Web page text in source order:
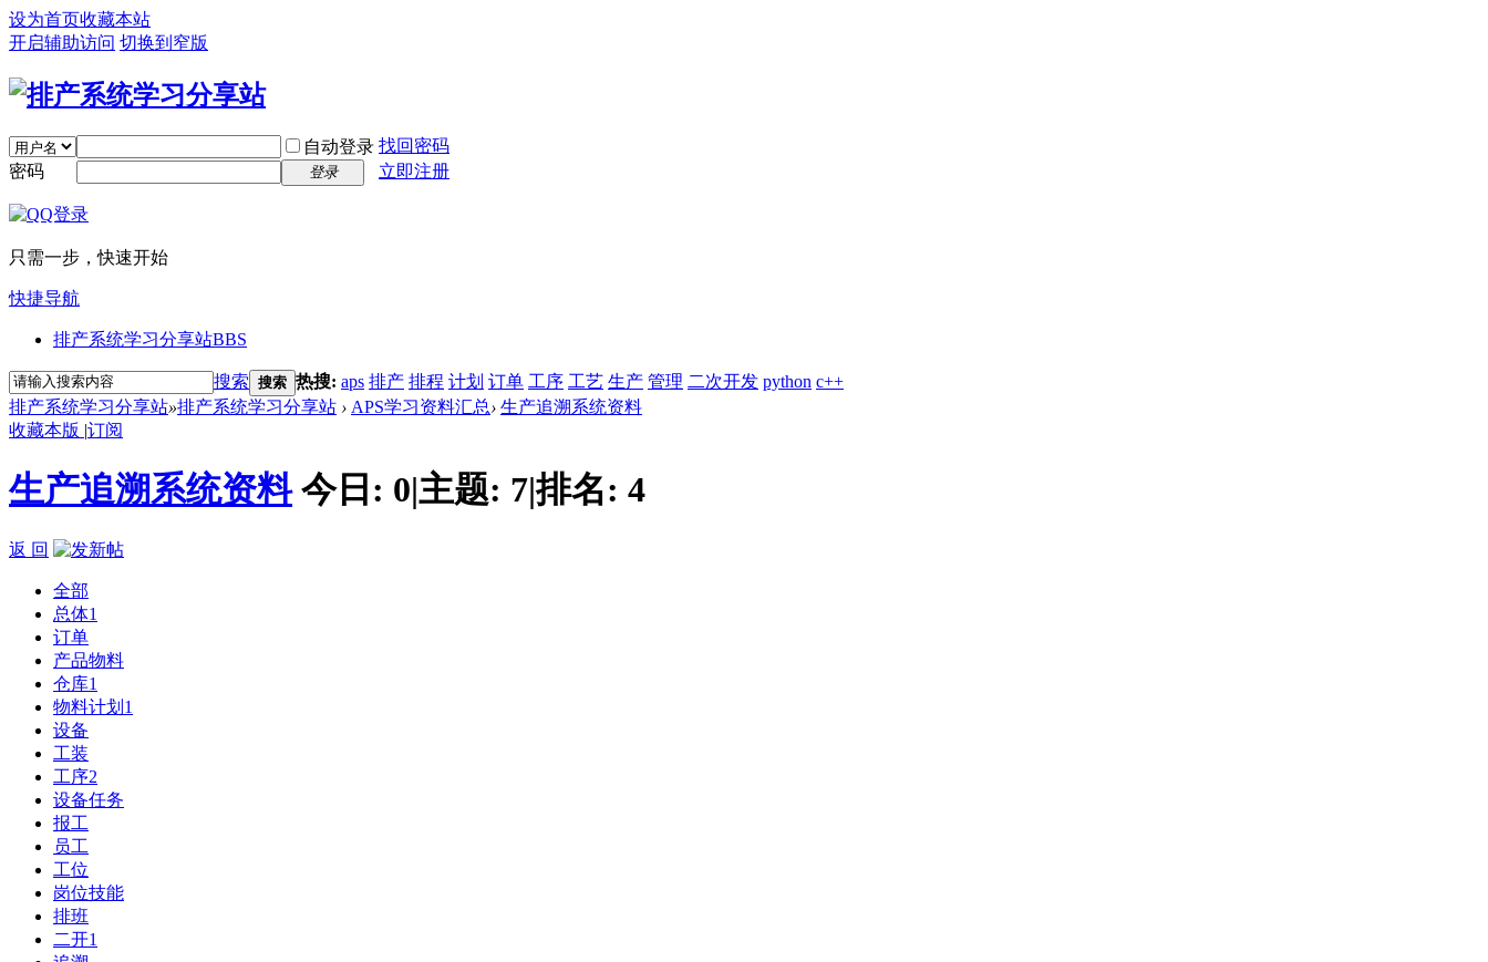
设为首页收藏本站
开启辅助访问 切换到窄版
自动登录 找回密码
密码
登录 立即注册
只需一步，快速开始
快捷导航
排产系统学习分享站BBS
搜索 搜索 热搜: aps 排产 排程 计划 订单 工序 工艺 生产 管理 二次开发 python c++
排产系统学习分享站»排产系统学习分享站 › APS学习资料汇总› 生产追溯系统资料
收藏本版 |订阅
生产追溯系统资料 今日: 0|主题: 7|排名: 4
返 回
全部
总体1
订单
产品物料
仓库1
物料计划 1
设备
工装
工序2
设备任务
报工
员工
工位
岗位技能
排班
二开1